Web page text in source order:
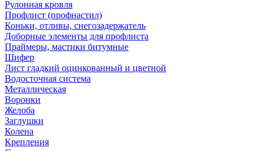
Рулонная кровля
Профлист (профнастил)
Коньки, отливы, снегозадержатель
Доборные элементы для профлиста
Праймеры, мастики битумные
Шифер
Лист гладкий оцинкованный и цветной
Водосточная система
Металлическая
Воронки
Желоба
Заглушки
Колена
Крепления